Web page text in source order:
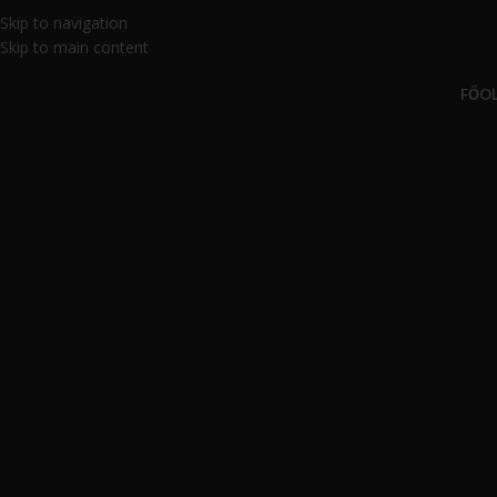
Skip to navigation
Skip to main content